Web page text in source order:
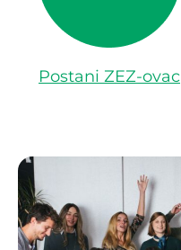
Postani ZEZ-ovac